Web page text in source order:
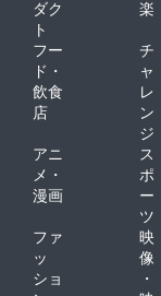
ダク
ト
楽
フー
ド・
飲食
店
チ
ャ
レ
ン
ジ
アニ
メ・
漫画
ス
ポ
ー
ツ
ファ
ッ
ショ
映
像
・